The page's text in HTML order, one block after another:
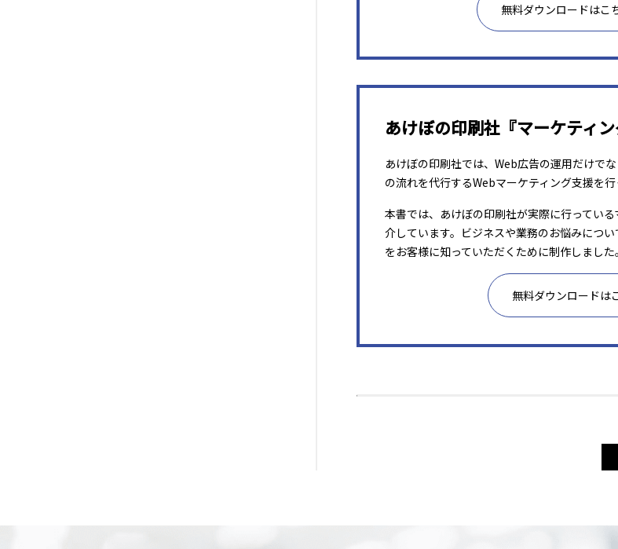
無料ダウンロードはこ
あけぼの印刷社『マーケティン
あけぼの印刷社では、Web広告の運用だけで
の流れを代行するWebマーケティング支援を行
本書では、あけぼの印刷社が実際に行ってい
介しています。ビジネスや業務のお悩みにつ
をお客様に知っていただくために制作しました。
無料ダウンロードは